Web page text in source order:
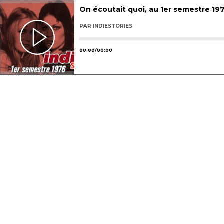
On écoutait quoi, au 1er semestre
PAR INDIESTORIES
Utilisez les flèches gauche ou
00:00/00:00